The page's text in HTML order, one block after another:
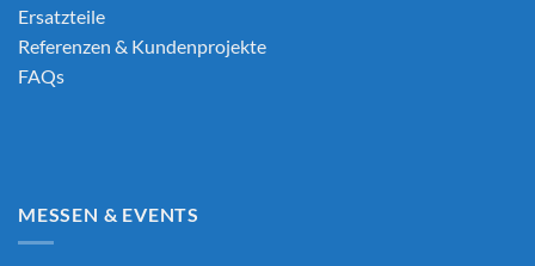
Ersatzteile
Referenzen & Kundenprojekte
FAQs
MESSEN & EVENTS